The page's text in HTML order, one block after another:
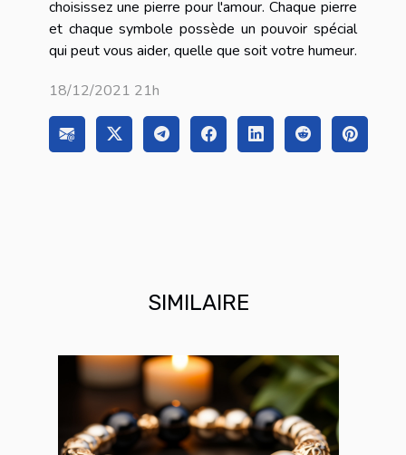
choisissez une pierre pour l'amour. Chaque pierre
et chaque symbole possède un pouvoir spécial
qui peut vous aider, quelle que soit votre humeur.
18/12/2021 21h
SIMILAIRE